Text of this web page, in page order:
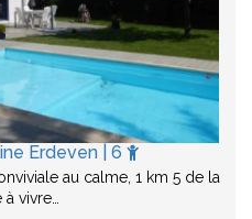
Erdeven | 6
au calme, 1 km 5 de la
vivre…